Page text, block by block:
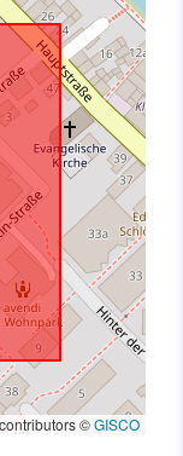
contributors ©GISCO